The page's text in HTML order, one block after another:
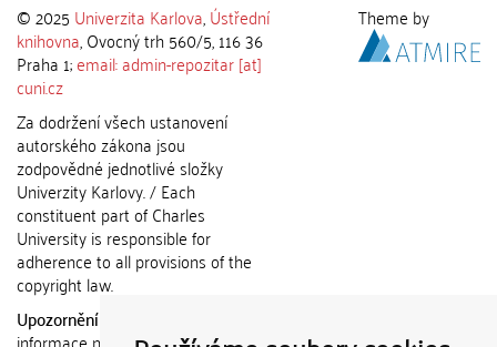
© 2025 Univerzita Karlova,Ústřední
knihovna, Ovocný trh 560/5, 116 36
Praha 1;email: admin-repozitar [at]
cuni.cz
Za dodržení všech ustanovení
autorského zákona jsou
zodpovědné jednotlivé složky
Univerzity Karlovy. / Each
constituent part of Charles
University is responsible for
adherence to all provisions of the
copyright law.
Upozornění / Notice:
Theme by